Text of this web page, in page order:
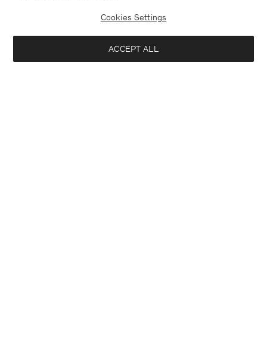
Netherlands Nederlands
Cookies Settings
ACCEPT ALL